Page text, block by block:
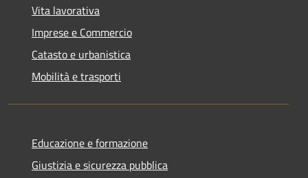
Vita lavorativa
Imprese e Commercio
Catasto e urbanistica
Mobilità e trasporti
Educazione e formazione
Giustizia e sicurezza pubblica